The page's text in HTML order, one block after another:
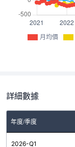
月均價
詳細數據
年度/季度
2026-Q1